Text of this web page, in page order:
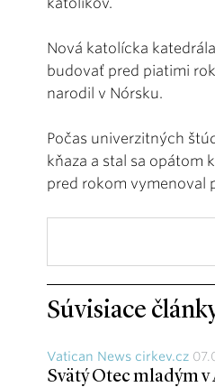
Nová katolícka
budovať pred piatimi
narodil v Nórsku.
Počas univerzitných
kňaza a stal sa opátom
pred rokom vymenoval
Súvisiace
Vatican News cirkev.cz
Svätý Otec mladým